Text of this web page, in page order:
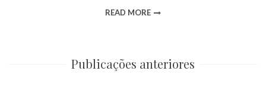
READ MORE
Publicações anteriores